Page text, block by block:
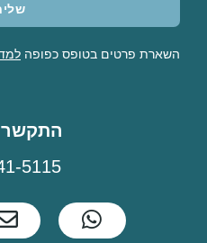
שליחה
השארת פרטים בטופס כפופה
התקשרו
5115